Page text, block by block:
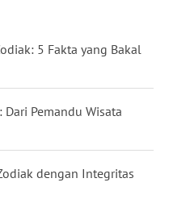
5 Fakta yang Bakal
Pemandu Wisata
dengan Integritas